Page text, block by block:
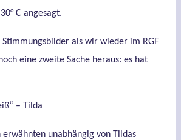
C angesagt.
als wir wieder im RGF
eine zweite Sache heraus: es hat
– Tilda
erwähnten unabhängig von Tildas